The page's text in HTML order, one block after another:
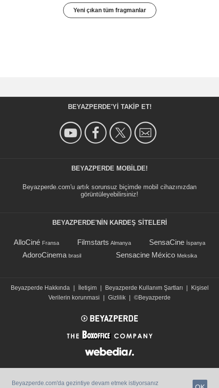
Yeni çıkan tüm fragmanlar
BEYAZPERDE'YI TAKIP ET!
BEYAZPERDE MOBILDE!
Beyazperde.com'u artık sorunsuz biçimde mobil cihazınızdan
görüntüleyebilirsiniz!
BEYAZPERDE'NIN KARDEŞ SİTELERİ
AlloCiné Fransa Filmstarts Almanya SensaCine İspanya
AdoroCinema brasil Sensacine México Meksika
Beyazperde Hakkında İletişim Beyazperde Kullanım Şartları
Kişisel
Verilerin korunmasi
Gizlilik ©Beyazperde
Beyazperde.com'da gezintiye devam etmek istiyorsanız